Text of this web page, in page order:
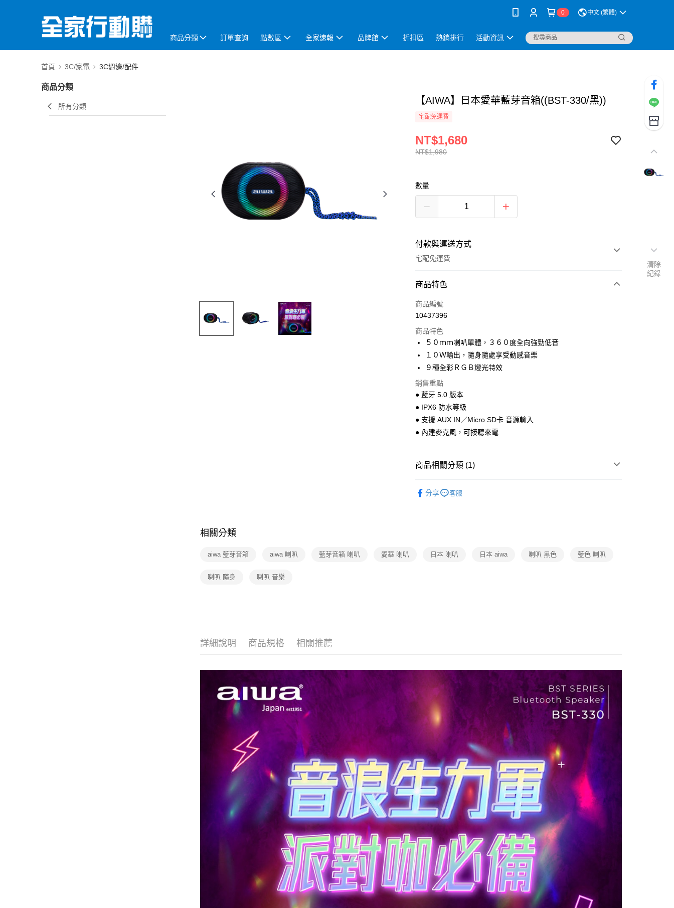
0 中文 (繁體)
商品分類 訂單查詢 點數區 全家速報 品牌館 折扣區 熱銷排行 活動資訊
首頁 3C/家電 3C週邊/配件
商品分類
所有分類
【AIWA】日本愛華藍芽音箱((BST-330/黑))
宅配免運費
NT$1,980
NT$1,680
數量
付款與運送方式
宅配免運費
付款方式
全家線上支付
運送方式
本島宅配-活動商品
免運費
離島宅配-常溫商品
免運費
商品特色
商品編號
10437396
商品特色
５０ｍｍ喇叭單體，３６０度全向強勁低音
１０Ｗ輸出，隨身隨處享受動感音樂
９種全彩ＲＧＢ燈光特效
銷售重點
● 藍牙 5.0 版本
● IPX6 防水等級
● 支援 AUX IN／Micro SD卡 音源輸入
● 內建麥克風，可接聽來電
商品相關分類 (1)
分享
客服
相關分類
aiwa 藍芽音箱 aiwa 喇叭 藍芽音箱 喇叭 愛華 喇叭 日本 喇叭 日本 aiwa 喇叭 黑色 藍色 喇叭
喇叭 隨身 喇叭 音樂
詳細說明 商品規格 相關推薦
清除
紀錄